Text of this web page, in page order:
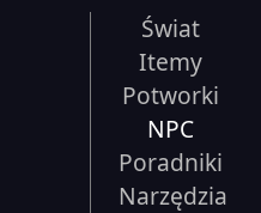
Świat
Itemy
Potworki
NPC
Poradniki
Narzędzia